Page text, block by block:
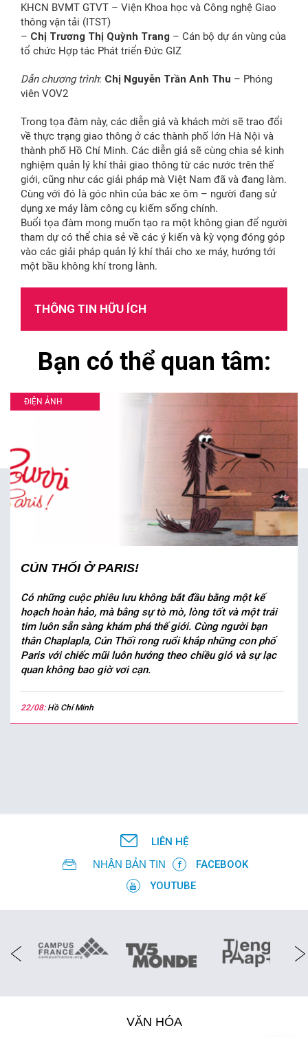
KHCN BVMT GTVT – Viện Khoa học và Công nghệ Giao
thông vận tải (ITST)
– Chị Trương Thị Quỳnh Trang – Cán bộ dự án vùng của
tổ chức Hợp tác Phát triển Đức GIZ
Dẫn chương trình: Chị Nguyễn Trần Anh Thu – Phóng
viên VOV2
Trong tọa đàm này, các diễn giả và khách mời sẽ trao đổi
về thực trạng giao thông ở các thành phố lớn Hà Nội và
thành phố Hồ Chí Minh. Các diễn giả sẽ cùng chia sẻ kinh
nghiệm quản lý khí thải giao thông từ các nước trên thế
giới, cũng như các giải pháp mà Việt Nam đã và đang làm.
Cùng với đó là góc nhìn của bác xe ôm – người đang sử
dụng xe máy làm công cụ kiếm sống chính.
Buổi tọa đàm mong muốn tạo ra một không gian để người
tham dự có thể chia sẻ về các ý kiến và kỳ vọng đóng góp
vào các giải pháp quản lý khí thải cho xe máy, hướng tới
một bầu không khí trong lành.
THÔNG TIN HỮU ÍCH
Bạn có thể quan tâm:
ĐIỆN ẢNH
CÚN THỐI Ở PARIS!
Có những cuộc phiêu lưu không bắt đầu bằng một kế
hoạch hoàn hảo, mà bằng sự tò mò, lòng tốt và một trái
tim luôn sẵn sàng khám phá thế giới. Cùng người bạn
thân Chaplapla, Cún Thối rong ruổi khắp những con phố
Paris với chiếc mũi luôn hướng theo chiều gió và sự lạc
quan không bao giờ vơi cạn.
22/08: Hồ Chí Minh
LIÊN HỆ
NHẬN BẢN TIN
FACEBOOK
YOUTUBE
VĂN HÓA